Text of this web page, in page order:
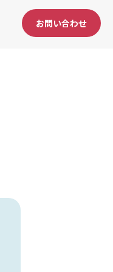
お問い合わせ